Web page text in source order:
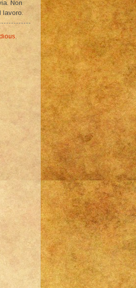
Non
lavoro.